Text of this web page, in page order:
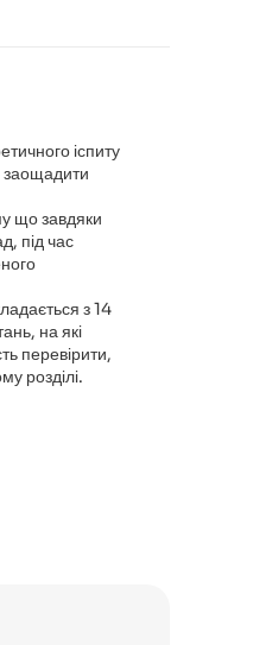
іспиту
заощадити
що завдяки
під час
з 14
на які
перевірити,
розділі.